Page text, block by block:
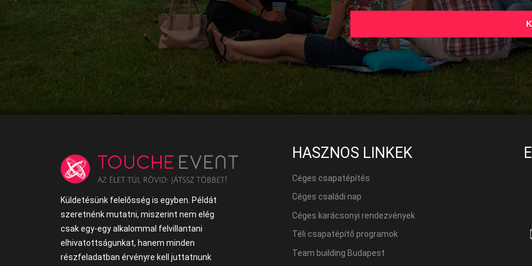
Küldetésünk felelősség is egyben. Példát
szeretnénk mutatni, miszerint nem elég
csak egy-egy alkalommal felvillantani
elhivatottságunkat, hanem minden
részfeladatban érvényre kell juttatnunk
HASZNOS LINKEK
Céges csapatépítés
Céges családi nap
Céges karácsonyi rendezvények
Téli csapatépítő programok
Team building Budapest